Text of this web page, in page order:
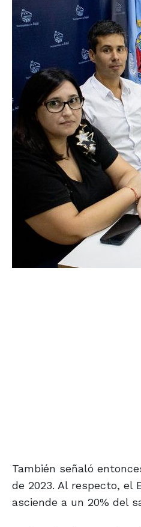
También señaló
de 2023. Al respecto, el
asciende a un 20% del